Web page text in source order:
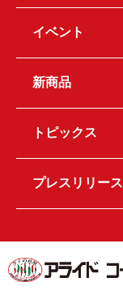
イベント
新商品
トピックス
プレスリリース